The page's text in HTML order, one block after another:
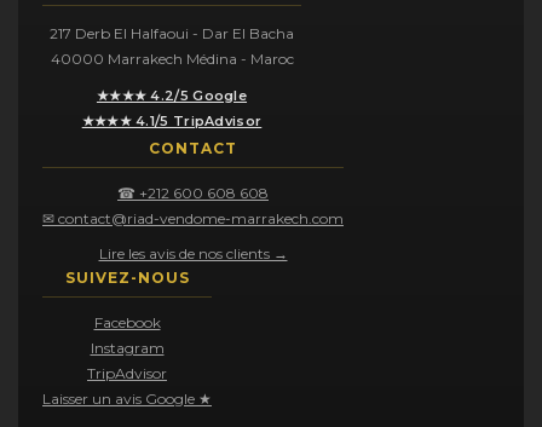
217 Derb El Halfaoui - Dar El Bacha
40000 Marrakech Médina - Maroc
★★★★ 4.2/5 Google
★★★★ 4.1/5 TripAdvisor
CONTACT
☎ +212 600 608 608
✉ contact@riad-vendome-marrakech.com
Lire les avis de nos clients →
SUIVEZ-NOUS
Facebook
Instagram
TripAdvisor
Laisser un avis Google ★